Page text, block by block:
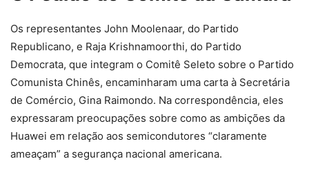
Os representantes John Moolenaar, do Partido
Republicano, e Raja Krishnamoorthi, do Partido
Democrata, que integram o Comitê Seleto sobre o Partido
Comunista Chinês, encaminharam uma carta à Secretária
de Comércio, Gina Raimondo. Na correspondência, eles
expressaram preocupações sobre como as ambições da
Huawei em relação aos semicondutores “claramente
ameaçam” a segurança nacional americana.